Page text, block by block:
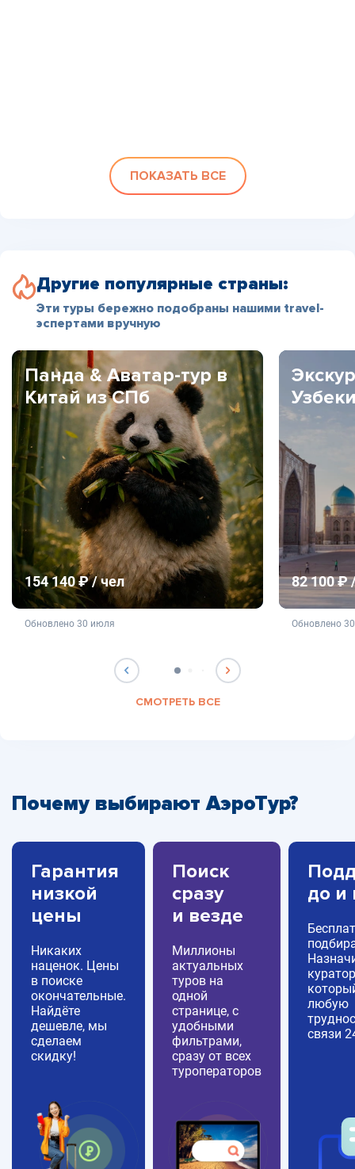
ПОКАЗАТЬ ВСЕ
Другие популярные страны:
Эти туры бережно подобраны нашими travel-
эспертами вручную
Панда & Аватар-тур в
Китай из СПб
154 140 ₽ / чел
не является публичной офертой
Обновлено 30 июля
82 100 ₽
не
Обновлено
СМОТРЕТЬ ВСЕ
Почему выбирают АэроТур?
Гарантия
низкой
цены
Никаких
наценок. Цены
в поиске
окончательные.
Найдёте
дешевле, мы
сделаем
скидку!
Поиск
сразу
и везде
Миллионы
актуальных
туров на
одной
странице, с
удобными
фильтрами,
сразу от всех
туроператоров
до и
любую
связи